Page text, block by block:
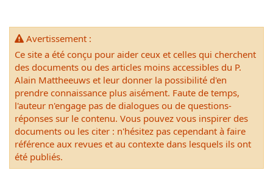
Avertissement :
Ce site a été conçu pour aider ceux et celles qui cherchent
des documents ou des articles moins accessibles du P.
Alain Mattheeuws et leur donner la possibilité d'en
prendre connaissance plus aisément. Faute de temps,
l'auteur n'engage pas de dialogues ou de questions-
réponses sur le contenu. Vous pouvez vous inspirer des
documents ou les citer : n'hésitez pas cependant à faire
référence aux revues et au contexte dans lesquels ils ont
été publiés.